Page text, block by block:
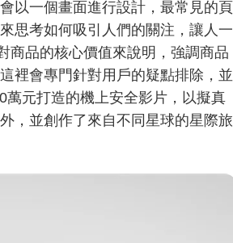
以一個畫面進行設計，最常見的頁
思考如何吸引人們的關注，讓人一
商品的核心價值來說明，強調商品
裡會專門針對用戶的疑點排除，並
元打造的機上安全影片，以擬真
，並創作了來自不同星球的星際旅